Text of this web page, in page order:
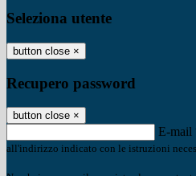
Seleziona utente
button close ×
Recupero password
button close ×
E-mail
all'indirizzo indicato con le istruzioni